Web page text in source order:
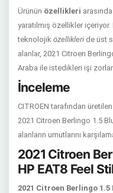
Ürünün özellikleri
yaratılmış özellikler
teknolojik özellikleri de üst
alanlar, 2021 Citroen
Araba ile istedikleri işi
İnceleme
CITROEN tarafından
2021 Citroen Berlingo 1.5
alanların umutlarını
2021 Citroen
HP EAT8 Feel
2021 Citroen Berlingo 1.5